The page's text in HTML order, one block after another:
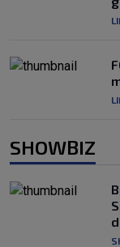
SHOWBIZ